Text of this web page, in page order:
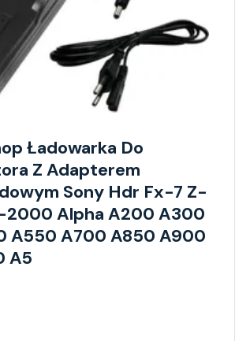
Ładowarka Do
Z Adapterem
Sony Hdr Fx-7 Z-
2000 Alpha A200 A300
A550 A700 A850 A900
A5